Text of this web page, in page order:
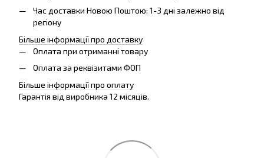
Час доставки Новою Поштою: 1-3 дні залежно від
регіону
Більше інформації про доставку
Оплата при отриманні товару
Оплата за реквізитами ФОП
Більше інформації про оплату
Гарантія від виробника 12 місяців.